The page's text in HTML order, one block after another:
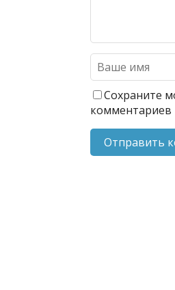
Сохраните
комментариев